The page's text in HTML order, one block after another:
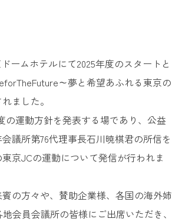
ームホテルにて2025年度のスタートと
～夢と希望あふれる東京の
ました。
の運動方針を発表する場であり、公益
議所第76代理事長石川暁棋君の所信を
京JCの運動について発信が行われま
の方々や、賛助企業様、各国の海外姉
会員会議所の皆様にご出席いただき、